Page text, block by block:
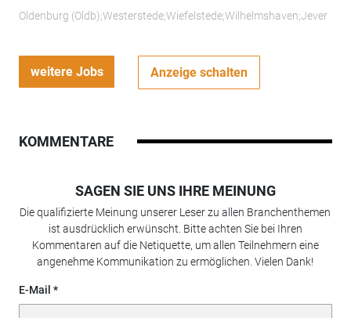
Oldenburg (Oldb);Westerstede;Wiefelstede;Wilhelmshaven;Jever
weitere Jobs Anzeige schalten
KOMMENTARE
SAGEN SIE UNS IHRE MEINUNG
Die qualifizierte Meinung unserer Leser zu allen Branchenthemen
ist ausdrücklich erwünscht. Bitte achten Sie bei Ihren
Kommentaren auf die Netiquette, um allen Teilnehmern eine
angenehme Kommunikation zu ermöglichen. Vielen Dank!
E-Mail